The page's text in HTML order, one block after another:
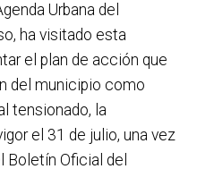
hacen de Basauri un
para el futuro.
en acciones de
destacan el diseño de
junto con un Plan de
Altas Temperaturas,
Urbana del
ha visitado esta
el plan de acción que
del municipio como
tensionado, la
el 31 de julio, una vez
Boletín Oficial del